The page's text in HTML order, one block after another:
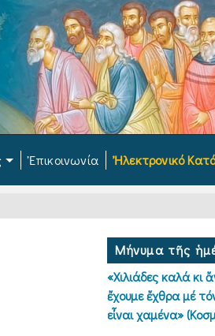
Ἐπικοινωνία Ἠλεκτρονικό
Μήνυμα τῆς
«Χιλιάδες καλά κι
ἔχουμε ἔχθρα μέ
εἶναι χαμένα»